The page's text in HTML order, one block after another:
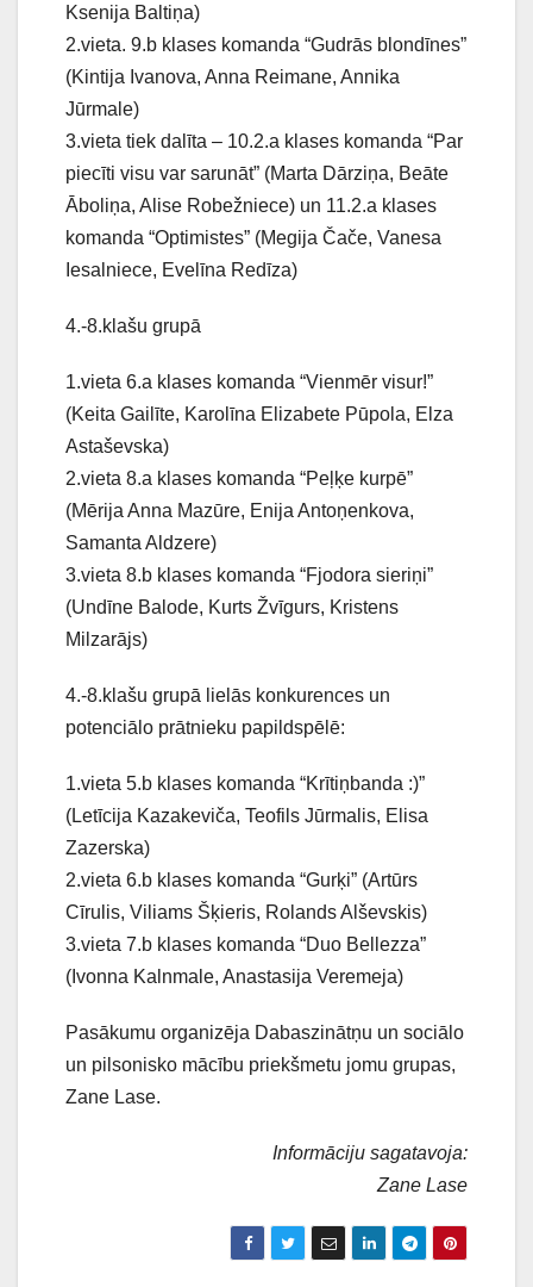
Ksenija Baltiņa)
2.vieta. 9.b klases komanda “Gudrās blondīnes”
(Kintija Ivanova, Anna Reimane, Annika
Jūrmale)
3.vieta tiek dalīta – 10.2.a klases komanda “Par
piecīti visu var sarunāt” (Marta Dārziņa, Beāte
Āboliņa, Alise Robežniece) un 11.2.a klases
komanda “Optimistes” (Megija Čače, Vanesa
Iesalniece, Evelīna Redīza)
4.-8.klašu grupā
1.vieta 6.a klases komanda “Vienmēr visur!”
(Keita Gailīte, Karolīna Elizabete Pūpola, Elza
Astaševska)
2.vieta 8.a klases komanda “Peļķe kurpē”
(Mērija Anna Mazūre, Enija Antoņenkova,
Samanta Aldzere)
3.vieta 8.b klases komanda “Fjodora sieriņi”
(Undīne Balode, Kurts Žvīgurs, Kristens
Milzarājs)
4.-8.klašu grupā lielās konkurences un
potenciālo prātnieku papildspēlē:
1.vieta 5.b klases komanda “Krītiņbanda :)”
(Letīcija Kazakeviča, Teofils Jūrmalis, Elisa
Zazerska)
2.vieta 6.b klases komanda “Gurķi” (Artūrs
Cīrulis, Viliams Šķieris, Rolands Alševskis)
3.vieta 7.b klases komanda “Duo Bellezza”
(Ivonna Kalnmale, Anastasija Veremeja)
Pasākumu organizēja Dabaszinātņu un sociālo
un pilsonisko mācību priekšmetu jomu grupas,
Zane Lase.
Informāciju sagatavoja:
Zane Lase